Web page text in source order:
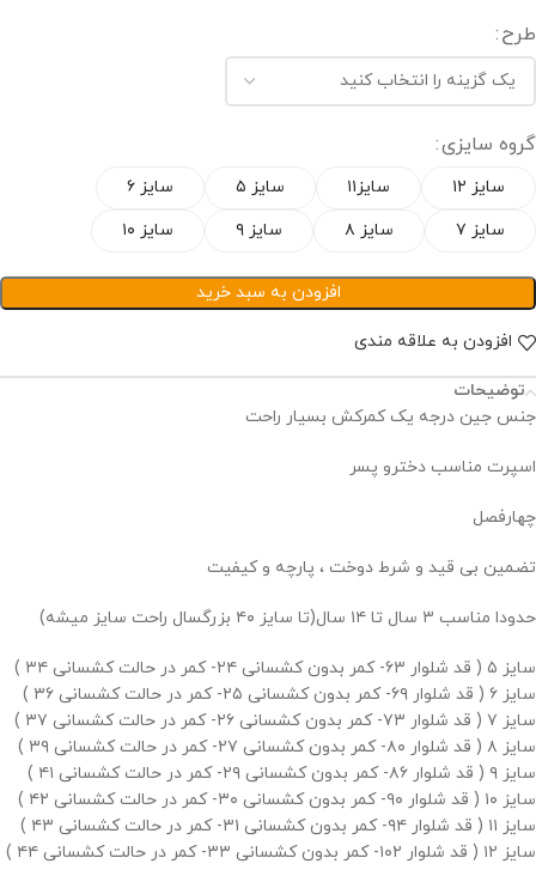
طرح
گروه سایزی
سایز ۱۲ سایز۱۱ سایز ۵
سایز ۶
سایز ۷
سایز ۸ سایز ۹ سایز ۱۰
افزودن به سبد خرید
افزودن به علاقه مندی
توضیحات
جنس جین درجه یک کمرکش بسیار راحت
اسپرت مناسب دخترو پسر
چهارفصل
تضمین بی قید و شرط دوخت ، پارچه و کیفیت
حدودا مناسب ۳ سال تا ۱۴ سال(تا سایز ۴۰ بزرگسال راحت سایز میشه)
سایز ۵ ( قد شلوار ۶۳- کمر بدون کشسانی ۲۴- کمر در حالت کشسانی ۳۴ )
سایز ۶ ( قد شلوار ۶۹- کمر بدون کشسانی ۲۵- کمر در حالت کشسانی ۳۶ )
سایز ۷ ( قد شلوار ۷۳- کمر بدون کشسانی ۲۶- کمر در حالت کشسانی ۳۷ )
سایز ۸ ( قد شلوار ۸۰- کمر بدون کشسانی ۲۷- کمر در حالت کشسانی ۳۹ )
سایز ۹ ( قد شلوار ۸۶- کمر بدون کشسانی ۲۹- کمر در حالت کشسانی ۴۱ )
سایز ۱۰ ( قد شلوار ۹۰- کمر بدون کشسانی ۳۰- کمر در حالت کشسانی ۴۲ )
سایز ۱۱ ( قد شلوار ۹۴- کمر بدون کشسانی ۳۱- کمر در حالت کشسانی ۴۳ )
سایز ۱۲ ( قد شلوار ۱۰۲- کمر بدون کشسانی ۳۳- کمر در حالت کشسانی ۴۴ )